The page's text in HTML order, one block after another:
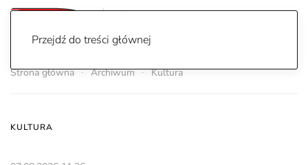
Przejdź do treści głównej
Strona główna Archiwum Kultura
KULTURA